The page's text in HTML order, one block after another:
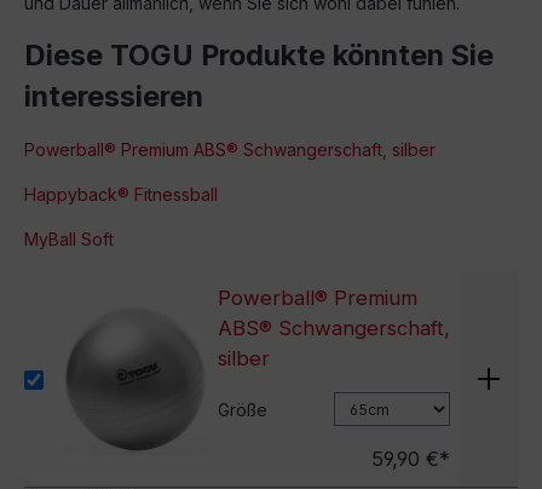
Diese TOGU Produkte könnten Sie
interessieren
Powerball® Premium ABS® Schwangerschaft, silber
Happyback® Fitnessball
MyBall Soft
Powerball® Premium
ABS® Schwangerschaft,
silber
Größe
59,90 €*